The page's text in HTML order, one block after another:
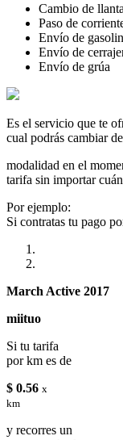
Cambio de
Paso de
Envío de
Envío de
Envío de grúa
Es el servicio que te
cual podrás cambiar de
modalidad en el
tarifa sin importar
Por ejemplo:
Si contratas tu pago
March Active 2017
miituo
Si tu tarifa
por km es de
$ 0.56 x
km
y recorres un